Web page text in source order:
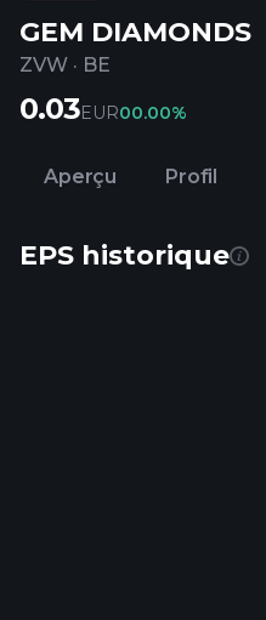
GEM DIAMONDS
ZVW · BE
0.03EUR00.00%
Aperçu Profil
EPS historique